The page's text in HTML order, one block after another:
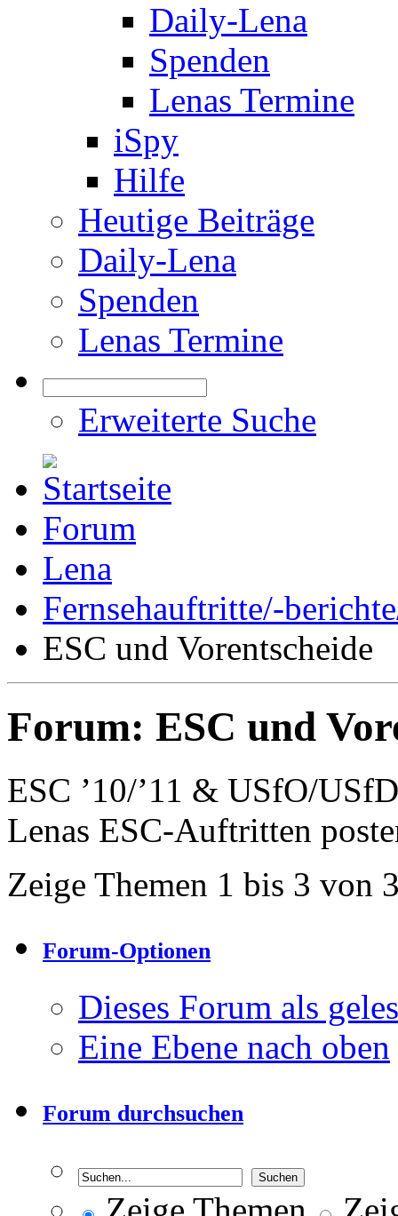
Daily-Lena
Spenden
Lenas Termine
iSpy
Hilfe
Heutige Beiträge
Daily-Lena
Spenden
Lenas Termine
Erweiterte Suche
Forum
Lena
Fernsehauftritte/-
ESC und Vorentscheide
Forum: ESC und
ESC ’10/’11 & USfO/
Lenas ESC-Auftritten
Zeige Themen 1 bis 3 von
Forum-Optionen
Dieses Forum als
Eine Ebene nach oben
Forum durchsuchen